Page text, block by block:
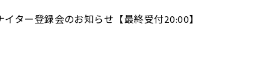
ター登録会のお知らせ【最終受付20:00】